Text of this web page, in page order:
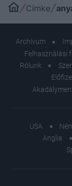
Címke
Archívum
Felhasználási
Rólunk
USA
Anglia